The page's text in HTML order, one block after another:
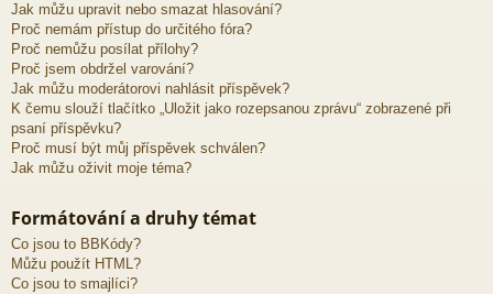
Jak můžu upravit nebo smazat hlasování?
Proč nemám přístup do určitého fóra?
Proč nemůžu posílat přílohy?
Proč jsem obdržel varování?
Jak můžu moderátorovi nahlásit příspěvek?
K čemu slouží tlačítko „Uložit jako rozepsanou zprávu“ zobrazené při
psaní příspěvku?
Proč musí být můj příspěvek schválen?
Jak můžu oživit moje téma?
Formátování a druhy témat
Co jsou to BBKódy?
Můžu použít HTML?
Co jsou to smajlíci?